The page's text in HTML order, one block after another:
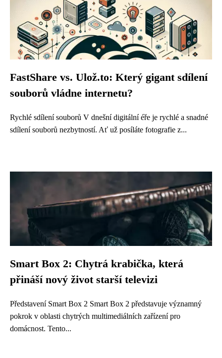
FastShare vs. Ulož.to: Který gigant sdílení
souborů vládne internetu?
Rychlé sdílení souborů V dnešní digitální éře je rychlé a snadné
sdílení souborů nezbytností. Ať už posíláte fotografie z...
Smart Box 2: Chytrá krabička, která
přináší nový život starší televizi
Představení Smart Box 2 Smart Box 2 představuje významný
pokrok v oblasti chytrých multimediálních zařízení pro
domácnost. Tento...